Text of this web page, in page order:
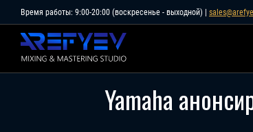
to
content
Время работы: 9:00-20:00 (воскресенье - выходной) |
Yamaha